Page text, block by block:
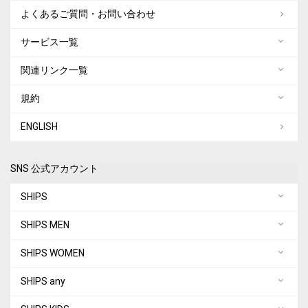
よくあるご質問・お問い合わせ
サービス一覧
関連リンク一覧
規約
ENGLISH
SNS 公式アカウント
SHIPS
SHIPS MEN
SHIPS WOMEN
SHIPS any